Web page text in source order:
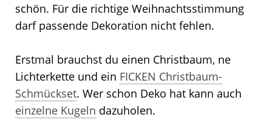
schön. Für die richtige Weihnachtsstimmung
darf passende Dekoration nicht fehlen.
Erstmal brauchst du einen Christbaum, ne
Lichterkette und ein FICKEN Christbaum-
Schmückset. Wer schon Deko hat kann auch
einzelne Kugeln dazuholen.